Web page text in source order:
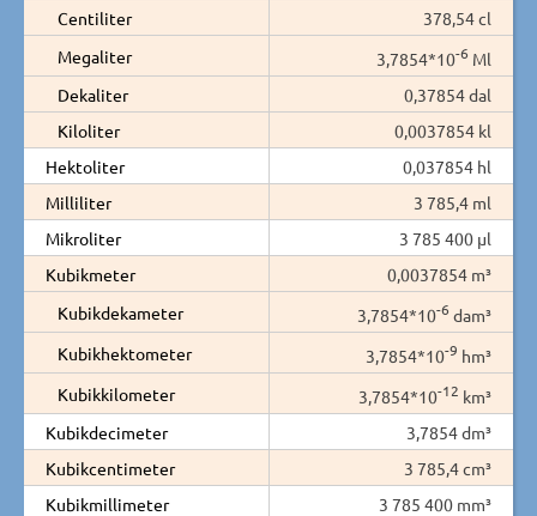
Centiliter
378,54 cl
Megaliter
3,7854*10-6 Ml
Dekaliter
0,37854 dal
Kiloliter
0,0037854 kl
Hektoliter
0,037854 hl
Milliliter
3 785,4 ml
Mikroliter
3 785 400 µl
Kubikmeter
0,0037854 m³
Kubikdekameter
3,7854*10-6 dam³
Kubikhektometer
3,7854*10-9 hm³
Kubikkilometer
3,7854*10-12 km³
Kubikdecimeter
3,7854 dm³
Kubikcentimeter
3 785,4 cm³
Kubikmillimeter
3 785 400 mm³